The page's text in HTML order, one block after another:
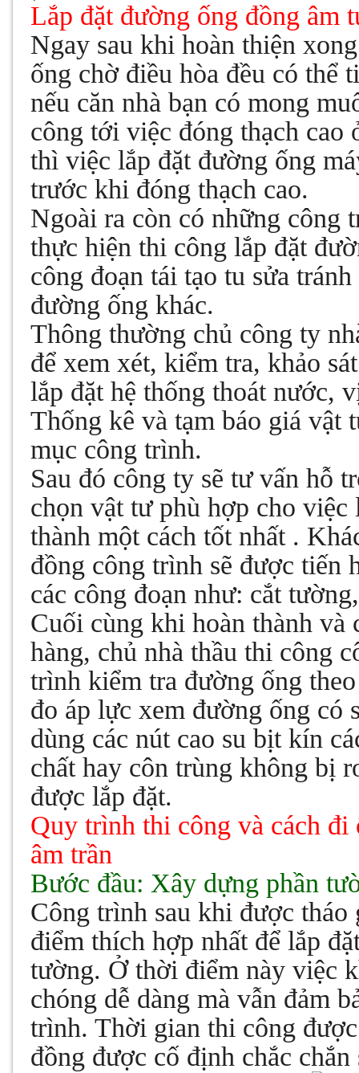
Lắp đặt đường ống đồng âm
Ngay sau khi hoàn thiện
ống chờ điều hòa đều có thể
nếu căn nhà bạn có mong
công tới việc đóng thạch cao
thì việc lắp đặt đường ống
trước khi đóng thạch cao.
Ngoài ra còn có những công
thực hiệnthi công lắp đặt
công đoạn tái tạo tu sửa
đường ống khác.
Thông thường chủ công ty
để xem xét, kiểm tra, khảo
lắp đặt hệ thống thoát nước,
Thống kê và tạm báo giá vật
mục công trình.
Sau đó công ty sẽ tư vấn hỗ
chọn vật tư phù hợp cho
thành một cách tốt nhất .
đồng công trình sẽ được tiến
các công đoạn như: cắt
Cuối cùng khi hoàn thành và
hàng, chủ nhà thầu thi công
trình kiểm tra đường ống
đo áp lực xem đường ống có
dùng các nút cao su bịt kín
chất hay côn trùng không bị
được lắp đặt.
Quy trình thi công và cách đi
âm trần
Bước đầu: Xây dựng phần
Công trình sau khi được tháo
điểm thích hợp nhất để lắp
tường. Ở thời điểm này việc
chóng dễ dàng mà vẫn đảm
trình. Thời gian thi công
đồng được cố định chắc